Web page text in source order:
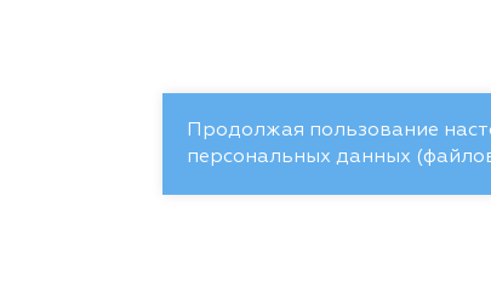
Продолжая пользование
персональных данных